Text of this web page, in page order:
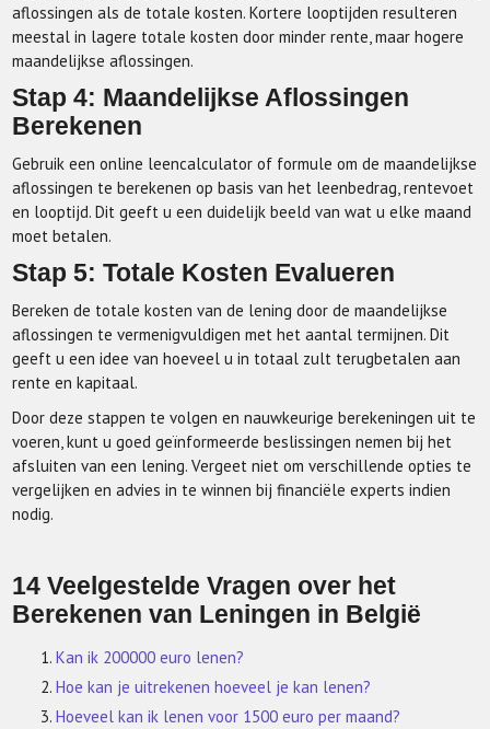
aflossingen als de totale kosten. Kortere looptijden resulteren
meestal in lagere totale kosten door minder rente, maar hogere
maandelijkse aflossingen.
Stap 4: Maandelijkse Aflossingen
Berekenen
Gebruik een online leencalculator of formule om de maandelijkse
aflossingen te berekenen op basis van het leenbedrag, rentevoet
en looptijd. Dit geeft u een duidelijk beeld van wat u elke maand
moet betalen.
Stap 5: Totale Kosten Evalueren
Bereken de totale kosten van de lening door de maandelijkse
aflossingen te vermenigvuldigen met het aantal termijnen. Dit
geeft u een idee van hoeveel u in totaal zult terugbetalen aan
rente en kapitaal.
Door deze stappen te volgen en nauwkeurige berekeningen uit te
voeren, kunt u goed geïnformeerde beslissingen nemen bij het
afsluiten van een lening. Vergeet niet om verschillende opties te
vergelijken en advies in te winnen bij financiële experts indien
nodig.
14 Veelgestelde Vragen over het
Berekenen van Leningen in België
Kan ik 200000 euro lenen?
Hoe kan je uitrekenen hoeveel je kan lenen?
Hoeveel kan ik lenen voor 1500 euro per maand?